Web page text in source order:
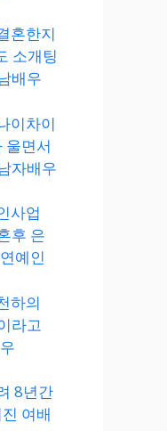
혼한지
소개팅
배우
이차이
울면서
자배우
사업
후 은
예인
하의
라고
8년간
여배